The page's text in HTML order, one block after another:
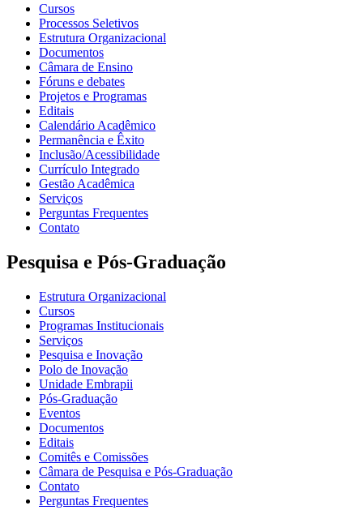
Cursos
Processos Seletivos
Estrutura Organizacional
Documentos
Câmara de Ensino
Fóruns e debates
Projetos e Programas
Editais
Calendário Acadêmico
Permanência e Êxito
Inclusão/Acessibilidade
Currículo Integrado
Gestão Acadêmica
Serviços
Perguntas Frequentes
Contato
Pesquisa e Pós-Graduação
Estrutura Organizacional
Cursos
Programas Institucionais
Serviços
Pesquisa e Inovação
Polo de Inovação
Unidade Embrapii
Pós-Graduação
Eventos
Documentos
Editais
Comitês e Comissões
Câmara de Pesquisa e Pós-Graduação
Contato
Perguntas Frequentes